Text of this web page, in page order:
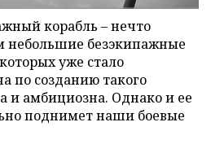
корабль – нечто
небольшие безэкипажные
уже стало
по созданию такого
и амбициозна. Однако и ее
поднимет наши боевые